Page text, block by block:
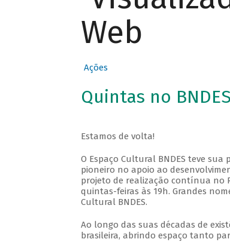
Web
Ações
Quintas no BNDES
Estamos de volta!
O Espaço Cultural BNDES teve
pioneiro no apoio ao
projeto de realização contínua no
quintas-feiras às 19h. Grandes
Cultural BNDES.
Ao longo das suas décadas de
brasileira, abrindo espaço tanto